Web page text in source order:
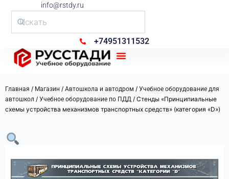
info@rstdy.ru
+74951311532
Главная / Магазин / Автошкола и автодром / Учебное оборудование для
автошкол / Учебное оборудование по ПДД / Стенды «Принципиальные
схемы устройства механизмов транспортных средств» (категория «D»)